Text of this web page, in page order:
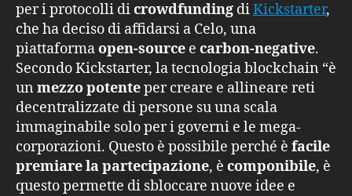
per i protocolli dicrowdfunding diKickstarter,
che ha deciso di affidarsi a Celo, una
piattaformaopen-source e carbon-negative.
Secondo Kickstarter, la tecnologia blockchain “è
un mezzo potenteper creare e allineare reti
decentralizzate di persone su una scala
immaginabile solo per i governi e le mega-
corporazioni. Questo è possibile perché è facile
premiare la partecipazione, è componibile, è
questo permette di sbloccare nuove idee e